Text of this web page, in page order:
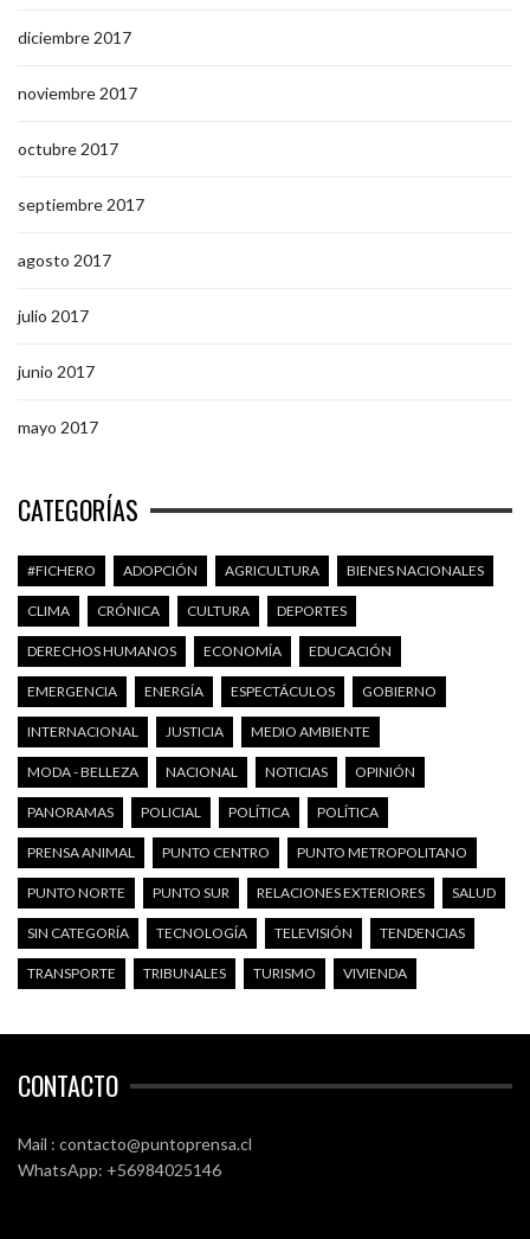
diciembre 2017
noviembre 2017
octubre 2017
septiembre 2017
agosto 2017
julio 2017
junio 2017
mayo 2017
CATEGORÍAS
#FICHERO ADOPCIÓN AGRICULTURA BIENES NACIONALES
CLIMA CRÓNICA CULTURA DEPORTES
DERECHOS HUMANOS ECONOMÍA EDUCACIÓN
EMERGENCIA ENERGÍA ESPECTÁCULOS GOBIERNO
INTERNACIONAL JUSTICIA MEDIO AMBIENTE
MODA - BELLEZA NACIONAL NOTICIAS OPINIÓN
PANORAMAS POLICIAL POLÍTICA POLÍTICA
PRENSA ANIMAL PUNTO CENTRO PUNTO METROPOLITANO
PUNTO NORTE PUNTO SUR RELACIONES EXTERIORES SALUD
SIN CATEGORÍA TECNOLOGÍA TELEVISIÓN TENDENCIAS
TRANSPORTE TRIBUNALES TURISMO VIVIENDA
CONTACTO
Mail : contacto@puntoprensa.cl
WhatsApp: +56984025146